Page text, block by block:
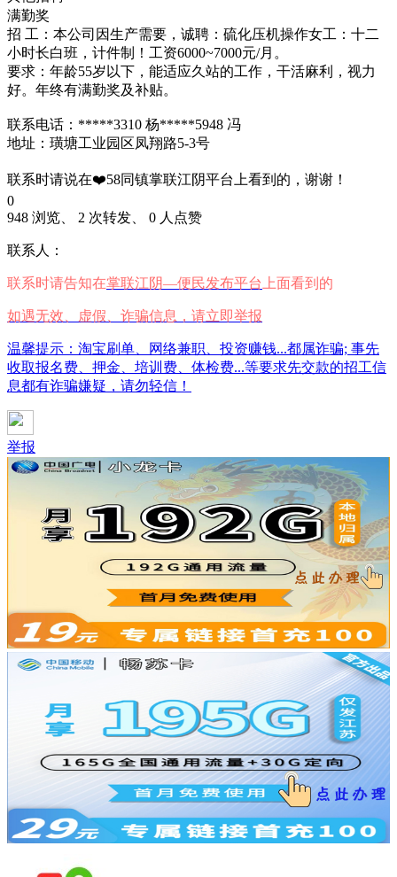
满勤奖
招 工：本公司因生产需要，诚聘：硫化压机操作女工：十二
小时长白班，计件制！工资6000~7000元/月。
要求：年龄55岁以下，能适应久站的工作，干活麻利，视力
好。年终有满勤奖及补贴。
联系电话：*****3310 杨*****5948 冯
地址：璜塘工业园区凤翔路5-3号
联系时请说在❤️58同镇掌联江阴平台上看到的，谢谢！
0
948 浏览、 2 次转发、 0 人点赞
联系人：
联系时请告知在掌联江阴—便民发布平台 上面看到的
如遇无效、虚假、诈骗信息，请立即举报
温馨提示：淘宝刷单、网络兼职、投资赚钱...都属诈骗; 事先
收取报名费、押金、培训费、体检费...等要求先交款的招工信
息都有诈骗嫌疑，请勿轻信！
举报